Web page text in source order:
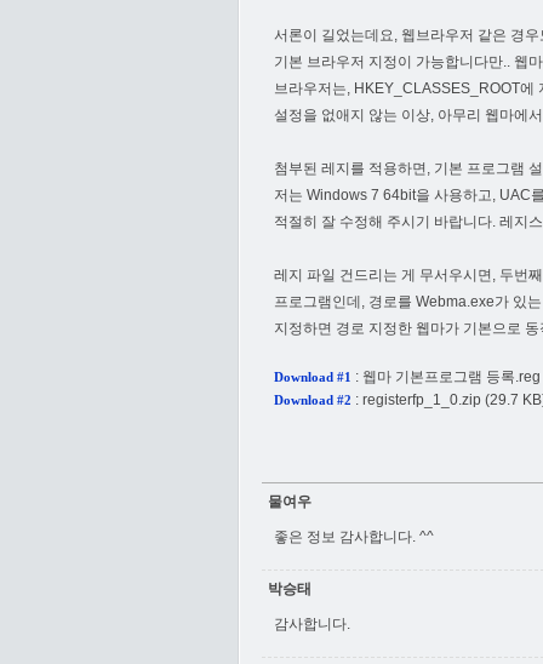
서론이 길었는데요, 웹브라우저 같은 경
기본 브라우저 지정이 가능합니다만.. 웹
브라우저는, HKEY_CLASSES_ROOT에
설정을 없애지 않는 이상, 아무리 웹마에
첨부된 레지를 적용하면, 기본 프로그램
저는 Windows 7 64bit을 사용하고, UAC
적절히 잘 수정해 주시기 바랍니다. 레지
레지 파일 건드리는 게 무서우시면, 두번
프로그램인데, 경로를 Webma.exe가 있
지정하면 경로 지정한 웹마가 기본으로
Download #1 : 웹마 기본프로그램 등록.reg
Download #2 : registerfp_1_0.zip (29.7
물여우
좋은 정보 감사합니다. ^^
박승태
감사합니다.